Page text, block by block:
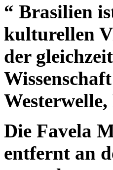
“ Brasilien
kulturellen
der
Westerwelle,
Die Favela
entfernt an